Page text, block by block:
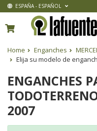
ESPAÑA - ESPAÑOL
Home Enganches
Elija su modelo de
ENGANCHES
2007